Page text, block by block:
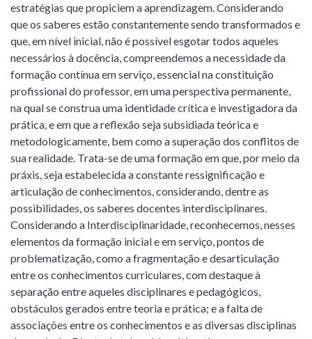
estratégias que propiciem a aprendizagem. Considerando
que os saberes estão constantemente sendo transformados e
que, em nível inicial, não é possível esgotar todos aqueles
necessários à docência, compreendemos a necessidade da
formação contínua em serviço, essencial na constituição
profissional do professor, em uma perspectiva permanente,
na qual se construa uma identidade crítica e investigadora da
prática, e em que a reflexão seja subsidiada teórica e
metodologicamente, bem como a superação dos conflitos de
sua realidade. Trata-se de uma formação em que, por meio da
práxis, seja estabelecida a constante ressignificação e
articulação de conhecimentos, considerando, dentre as
possibilidades, os saberes docentes interdisciplinares.
Considerando a Interdisciplinaridade, reconhecemos, nesses
elementos da formação inicial e em serviço, pontos de
problematização, como a fragmentação e desarticulação
entre os conhecimentos curriculares, com destaque à
separação entre aqueles disciplinares e pedagógicos,
obstáculos gerados entre teoria e prática; e a falta de
associações entre os conhecimentos e as diversas disciplinas